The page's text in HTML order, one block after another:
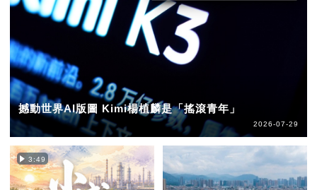
撼動世界AI版圖 Kimi楊植麟是「搖滾青年」
2026-07-29
3:49